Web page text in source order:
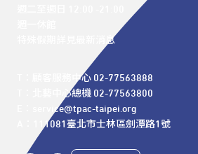
特殊假期詳見最新消息
T：顧客服務中心 02-77563888
T：北藝中心總機 02-77563800
E：service@tpac-taipei.org
A：111081臺北市士林區劍潭路1號